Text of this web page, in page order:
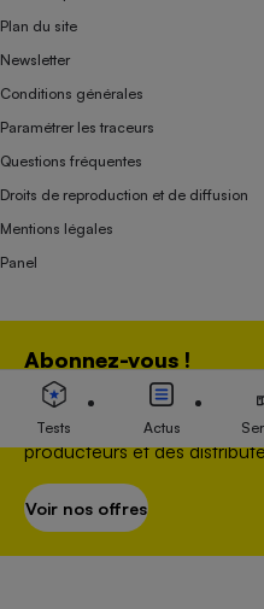
Abonnez-vous !
Bénéficiez d'une expertise
une association 100 %
producteurs et des
Voir nos offres
Plan du site
Newsletter
Conditions générales
Paramétrer les traceurs
Questions fréquentes
Droits de reproduction et de diffusion
Mentions légales
Panel
Association indépendante de l’État,
distributeurs depuis 1951.
Tests Actus